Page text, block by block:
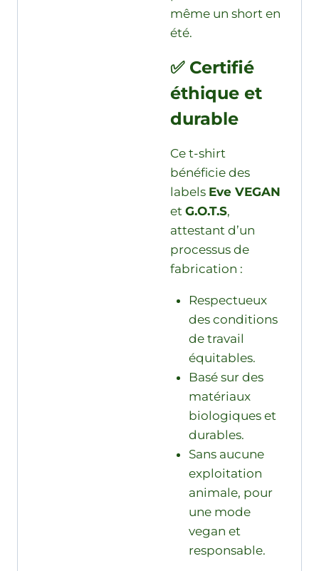
même un short en
été.
✅ Certifié
éthique et
durable
Ce t-shirt
bénéficie des
labels Eve VEGAN
etG.O.T.S,
attestant d’un
processus de
fabrication :
Respectueux
des conditions
de travail
équitables.
Basé sur des
matériaux
biologiques et
durables.
Sans aucune
exploitation
animale, pour
une mode
vegan et
responsable.